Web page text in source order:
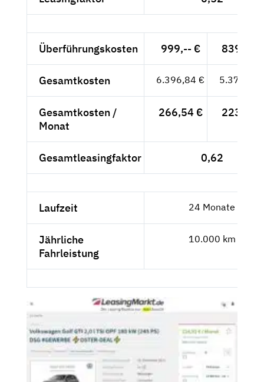
Überführungskosten 999,-- € 839,50
Gesamtkosten 6.396,84 € 5.375,50
Gesamtkosten /
Monat
266,54 € 223,98
Gesamtleasingfaktor 0,62
Laufzeit 24 Monate
Jährliche
Fahrleistung
10.000 km